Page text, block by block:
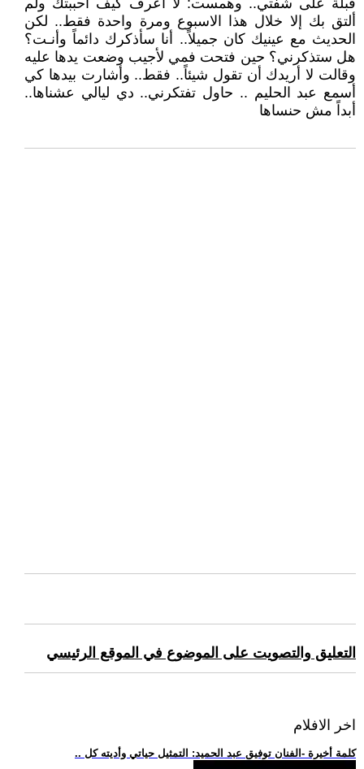
قبلة على شفتي.. وهمست: لا أعرف كيف أحببتك ولم
ألتق بك إلا خلال هذا الاسبوع ومرة واحدة فقط.. لكن
الحديث مع عينيك كان جميلاً.. أنا سأذكرك دائماً وأنـت؟
هل ستذكرني؟ حين فتحت فمي لأجيب وضعت يدها عليه
وقالت لا أريدك أن تقول شيئاً.. فقط.. وأشارت بيدها كي
أسمع عبد الحليم .. حاول تفتكرني.. دي ليالي عشناها..
أبداً مش حنساها
التعليق والتصويت على الموضوع في الموقع الرئيسي
اخر الافلام
.. كلمة أخيرة -الفنان توفيق عبد الحميد: التمثيل حياتي وأديته كل